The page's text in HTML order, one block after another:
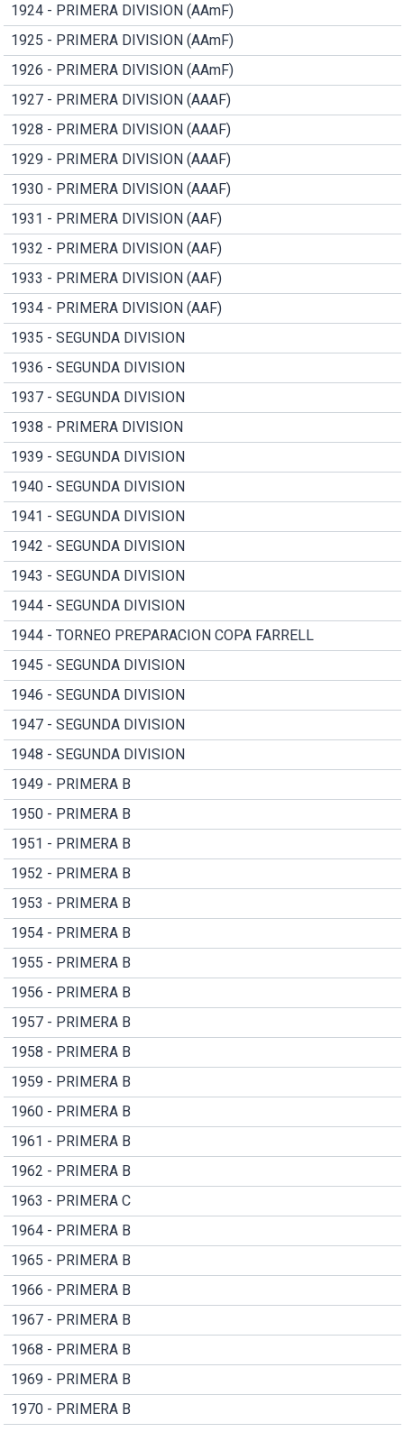
1924 - PRIMERA DIVISION (AAmF)
1925 - PRIMERA DIVISION (AAmF)
1926 - PRIMERA DIVISION (AAmF)
1927 - PRIMERA DIVISION (AAAF)
1928 - PRIMERA DIVISION (AAAF)
1929 - PRIMERA DIVISION (AAAF)
1930 - PRIMERA DIVISION (AAAF)
1931 - PRIMERA DIVISION (AAF)
1932 - PRIMERA DIVISION (AAF)
1933 - PRIMERA DIVISION (AAF)
1934 - PRIMERA DIVISION (AAF)
1935 - SEGUNDA DIVISION
1936 - SEGUNDA DIVISION
1937 - SEGUNDA DIVISION
1938 - PRIMERA DIVISION
1939 - SEGUNDA DIVISION
1940 - SEGUNDA DIVISION
1941 - SEGUNDA DIVISION
1942 - SEGUNDA DIVISION
1943 - SEGUNDA DIVISION
1944 - SEGUNDA DIVISION
1944 - TORNEO PREPARACION COPA FARRELL
1945 - SEGUNDA DIVISION
1946 - SEGUNDA DIVISION
1947 - SEGUNDA DIVISION
1948 - SEGUNDA DIVISION
1949 - PRIMERA B
1950 - PRIMERA B
1951 - PRIMERA B
1952 - PRIMERA B
1953 - PRIMERA B
1954 - PRIMERA B
1955 - PRIMERA B
1956 - PRIMERA B
1957 - PRIMERA B
1958 - PRIMERA B
1959 - PRIMERA B
1960 - PRIMERA B
1961 - PRIMERA B
1962 - PRIMERA B
1963 - PRIMERA C
1964 - PRIMERA B
1965 - PRIMERA B
1966 - PRIMERA B
1967 - PRIMERA B
1968 - PRIMERA B
1969 - PRIMERA B
1970 - PRIMERA B